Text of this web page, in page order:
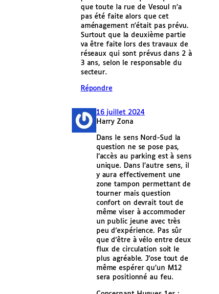
que toute la rue de Vesoul n’a
pas été faite alors que cet
aménagement n’était pas prévu.
Surtout que la deuxième partie
va être faite lors des travaux de
réseaux qui sont prévus dans 2 à
3 ans, selon le responsable du
secteur.
Répondre
16 juillet 2024
Harry Zona
Dans le sens Nord-Sud la
question ne se pose pas,
l’accès au parking est à sens
unique. Dans l’autre sens, il
y aura effectivement une
zone tampon permettant de
tourner mais question
confort on devrait tout de
même viser à accommoder
un public jeune avec très
peu d’expérience. Pas sûr
que d’être à vélo entre deux
flux de circulation soit le
plus agréable. J’ose tout de
même espérer qu’un M12
sera positionné au feu.